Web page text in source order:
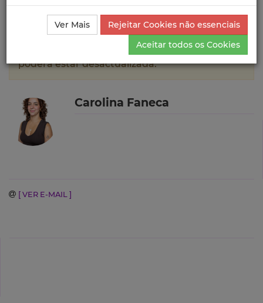
Ciência_Iscte Autores Carolina Faneca Currículo
A informação contida neste perfil público
poderá estar desactualizada.
Carolina Faneca
[ VER E-MAIL ]
Ver Mais
Rejeitar Cookies não essenciais
Aceitar todos os Cookies